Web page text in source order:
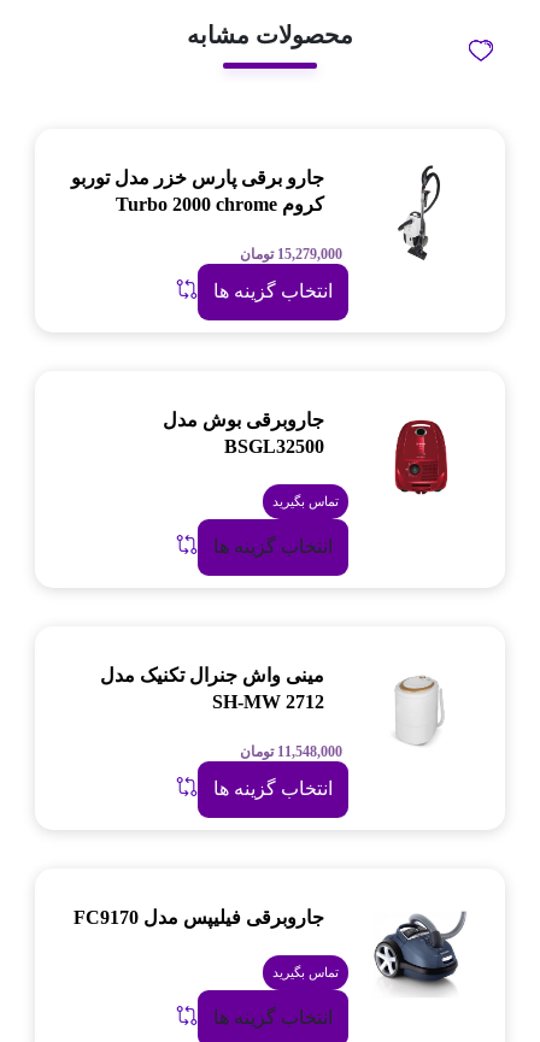
محصولات مشابه
جارو برقی پارس خزر مدل توربو
کروم Turbo 2000 chrome
15,279,000 تومان
انتخاب گزینه ها
جاروبرقی بوش مدل
BSGL32500
تماس بگیرید
انتخاب گزینه ها
مینی واش جنرال تکنیک مدل
SH-MW 2712
11,548,000 تومان
انتخاب گزینه ها
جاروبرقی فیلیپس مدل FC9170
تماس بگیرید
انتخاب گزینه ها